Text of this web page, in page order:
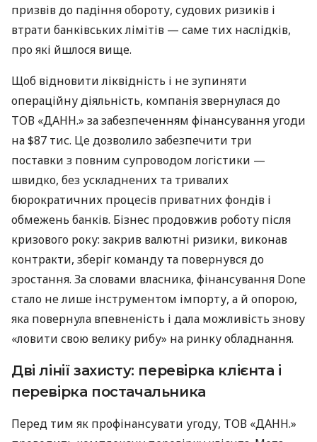
призвів до падіння обороту, судових ризиків і
втрати банківських лімітів — саме тих наслідків,
про які йшлося вище.
Щоб відновити ліквідність і не зупиняти
операційну діяльність, компанія звернулася до
ТОВ «ДАНН.» за забезпеченням фінансування угоди
на $87 тис. Це дозволило забезпечити три
поставки з повним супроводом логістики —
швидко, без ускладнених та тривалих
бюрократичних процесів приватних фондів і
обмежень банків. Бізнес продовжив роботу після
кризового року: закрив валютні ризики, виконав
контракти, зберіг команду та повернувся до
зростання. За словами власника, фінансування Done
стало не лише інструментом імпорту, а й опорою,
яка повернула впевненість і дала можливість знову
«ловити свою велику рибу» на ринку обладнання.
Дві лінії захисту: перевірка клієнта і
перевірка постачальника
Перед тим як профінансувати угоду, ТОВ «ДАНН.»